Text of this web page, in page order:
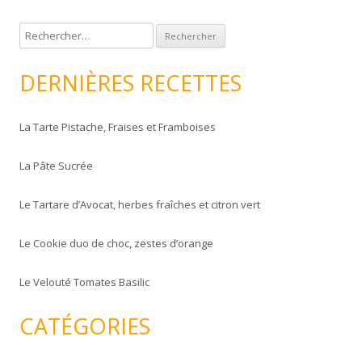
e
h
r
h
r
:
DERNIÈRES RECETTES
La Tarte Pistache, Fraises et Framboises
La Pâte Sucrée
Le Tartare d’Avocat, herbes fraîches et citron vert
Le Cookie duo de choc, zestes d’orange
Le Velouté Tomates Basilic
CATÉGORIES